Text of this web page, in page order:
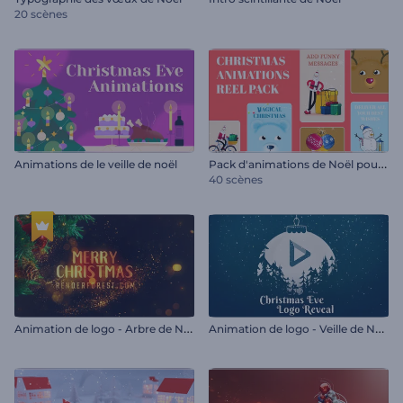
20 scènes
Animations de le veille de noël P
ack d'animations de Noël pour Reels
40 scènes
A
nimation de logo - Arbre de Noël festif A
nimation de logo - Veille de Noël